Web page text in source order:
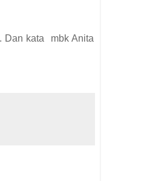
Dan kata mbk Anita